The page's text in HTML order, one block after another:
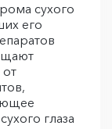
сухого
его
глаза